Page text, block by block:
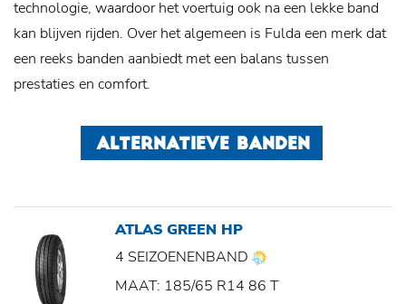
technologie, waardoor het voertuig ook na een lekke band
kan blijven rijden. Over het algemeen is Fulda een merk dat
een reeks banden aanbiedt met een balans tussen
prestaties en comfort.
ALTERNATIEVE BANDEN
ATLAS GREEN HP
4 SEIZOENENBAND
MAAT: 185/65 R14 86 T